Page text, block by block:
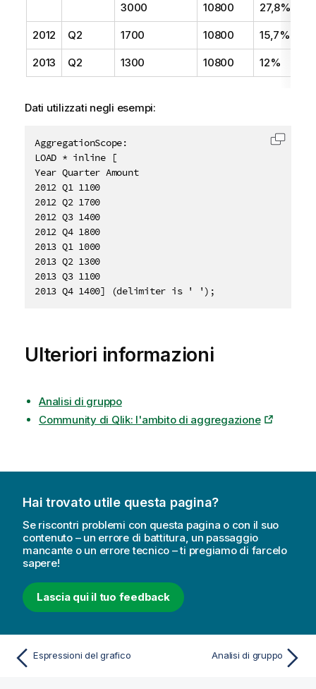
3000 10800 27,8%
2012 Q2 1700 10800 15,7%
2013 Q2 1300 10800 12%
Dati utilizzati negli esempi:
AggregationScope:
LOAD * inline [
Year Quarter Amount
2012 Q1 1100
2012 Q2 1700
2012 Q3 1400
2012 Q4 1800
2013 Q1 1000
2013 Q2 1300
2013 Q3 1100
2013 Q4 1400] (delimiter is ' ');
Copia
Ulteriori informazioni
Analisi di gruppo
Community di Qlik: l'ambito di aggregazione
Hai trovato utile questa pagina?
Se riscontri problemi con questa pagina o con il suo
contenuto – un errore di battitura, un passaggio
mancante o un errore tecnico – ti pregiamo di farcelo
sapere!
Lascia qui il tuo feedback
Espressioni del grafico Analisi di gruppo